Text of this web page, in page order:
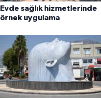
Evde sağlık hizmetlerinde
örnek uygulama